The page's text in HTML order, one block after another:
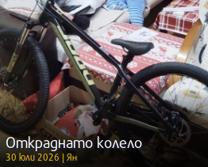
Откраднато колело
30 юли 2026 | Ян